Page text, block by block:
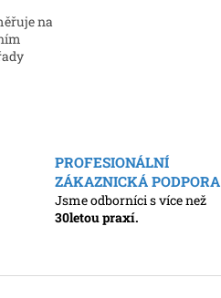
na
PROFESIONÁLNÍ
ZÁKAZNICKÁ PODPORA
Jsme odborníci s více než
30letou praxí.